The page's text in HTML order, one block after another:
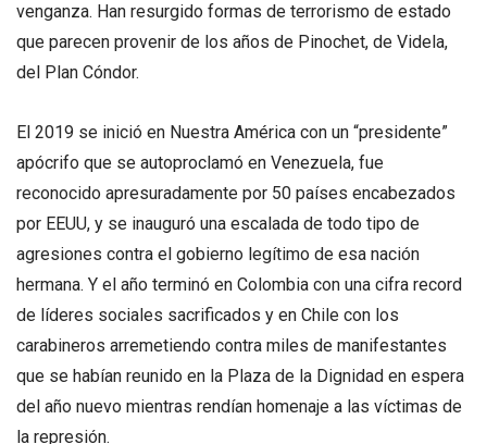
venganza. Han resurgido formas de terrorismo de estado
que parecen provenir de los años de Pinochet, de Videla,
del Plan Cóndor.
El 2019 se inició en Nuestra América con un “presidente”
apócrifo que se autoproclamó en Venezuela, fue
reconocido apresuradamente por 50 países encabezados
por EEUU, y se inauguró una escalada de todo tipo de
agresiones contra el gobierno legítimo de esa nación
hermana. Y el año terminó en Colombia con una cifra record
de líderes sociales sacrificados y en Chile con los
carabineros arremetiendo contra miles de manifestantes
que se habían reunido en la Plaza de la Dignidad en espera
del año nuevo mientras rendían homenaje a las víctimas de
la represión.